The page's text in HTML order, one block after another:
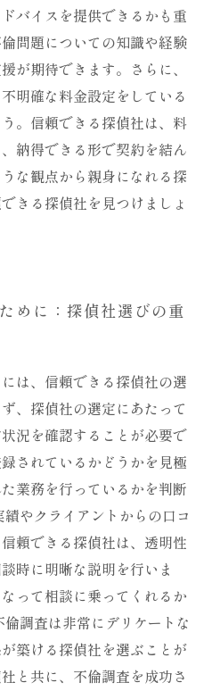
バイスを提供できるかも重
問題についての知識や経験
が期待できます。さらに、
明確な料金設定をしている
。信頼できる探偵社は、料
納得できる形で契約を結ん
な観点から親身になれる探
きる探偵社を見つけましょ
めに：探偵社選びの重
は、信頼できる探偵社の選
、探偵社の選定にあたって
況を確認することが必要で
されているかどうかを見極
業務を行っているかを判断
やクライアントからの口コ
頼できる探偵社は、透明性
時に明晰な説明を行いま
って相談に乗ってくれるか
調査は非常にデリケートな
築ける探偵社を選ぶことが
と共に、不倫調査を成功さ